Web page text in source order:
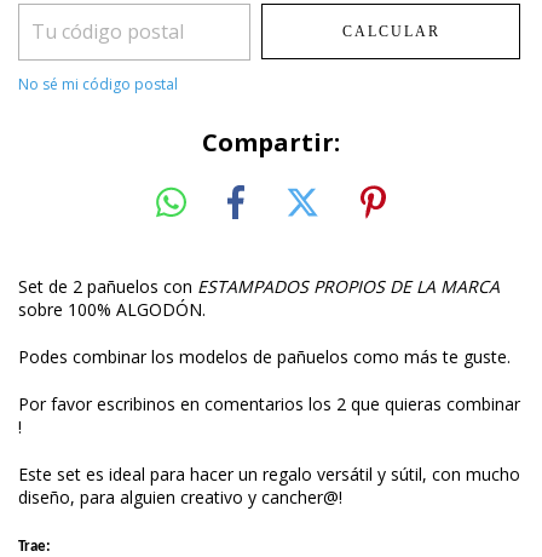
CALCULAR
No sé mi código postal
Compartir:
Set de 2 pañuelos con ESTAMPADOS PROPIOS DE LA MARCA
sobre 100% ALGODÓN.
Podes combinar los modelos de pañuelos como más te guste.
Por favor escribinos en comentarios los 2 que quieras combinar
!
Este set es ideal para hacer un regalo versátil y sútil, con mucho
diseño, para alguien creativo y cancher@!
Trae: